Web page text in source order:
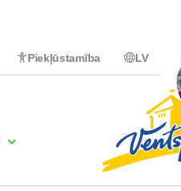
Piekļūstamība LV